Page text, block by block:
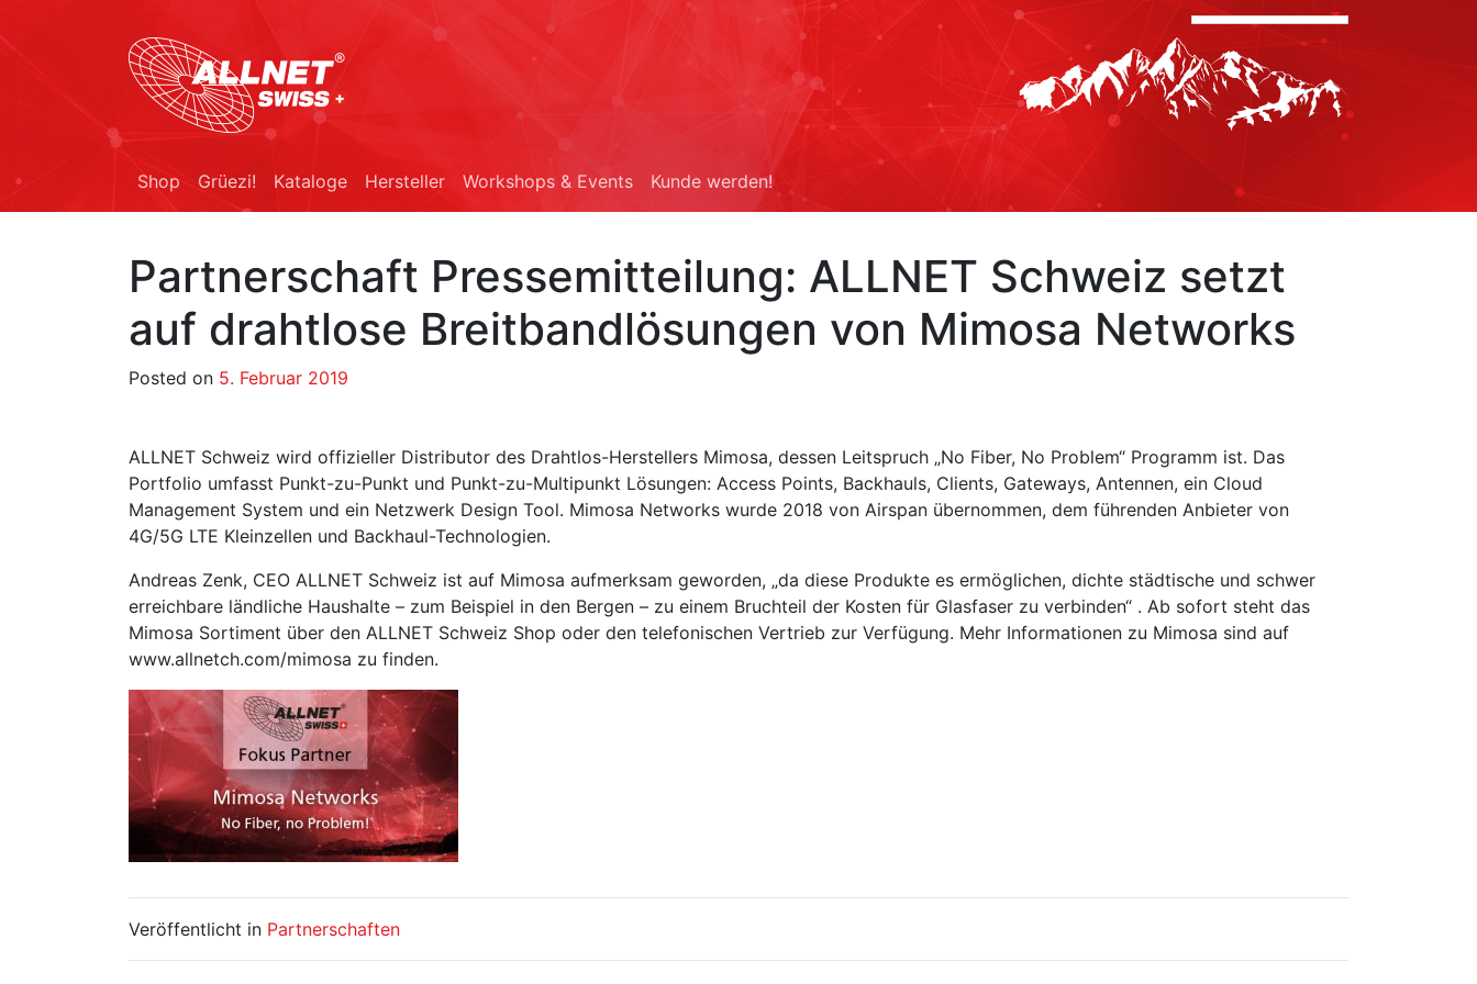
Shop Grüezi! Kataloge Hersteller Workshops & Events Kunde werden!
Partnerschaft Pressemitteilung: ALLNET Schweiz setzt
auf drahtlose Breitbandlösungen von Mimosa Networks
Posted on 5. Februar 2019
ALLNET Schweiz wird offizieller Distributor des Drahtlos-Herstellers Mimosa, dessen Leitspruch „No Fiber, No Problem“ Programm ist. Das
Portfolio umfasst Punkt-zu-Punkt und Punkt-zu-Multipunkt Lösungen: Access Points, Backhauls, Clients, Gateways, Antennen, ein Cloud
Management System und ein Netzwerk Design Tool. Mimosa Networks wurde 2018 von Airspan übernommen, dem führenden Anbieter von
4G/5G LTE Kleinzellen und Backhaul-Technologien.
Andreas Zenk, CEO ALLNET Schweiz ist auf Mimosa aufmerksam geworden, „da diese Produkte es ermöglichen, dichte städtische und schwer
erreichbare ländliche Haushalte – zum Beispiel in den Bergen – zu einem Bruchteil der Kosten für Glasfaser zu verbinden“ . Ab sofort steht das
Mimosa Sortiment über den ALLNET Schweiz Shop oder den telefonischen Vertrieb zur Verfügung. Mehr Informationen zu Mimosa sind auf
www.allnetch.com/mimosa zu finden.
Veröffentlicht in Partnerschaften